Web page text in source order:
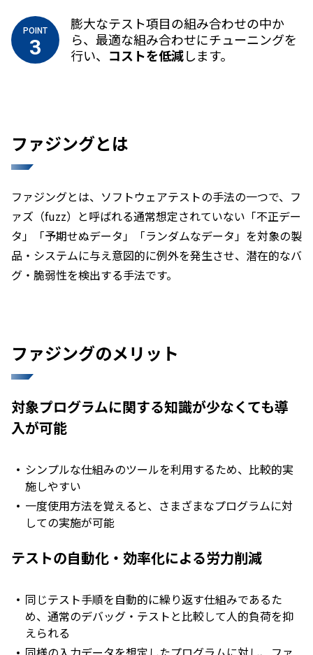
POINT
3
膨大なテスト項目の組み合わせの中か
ら、最適な組み合わせにチューニングを
行い、 コストを低減します。
ファジングとは
ファジングとは、ソフトウェアテストの手法の一つで、フ
ァズ（fuzz）と呼ばれる通常想定されていない「不正デー
タ」「予期せぬデータ」「ランダムなデータ」を対象の製
品・システムに与え意図的に例外を発生させ、潜在的なバ
グ・脆弱性を検出する手法です。
ファジングのメリット
対象プログラムに関する知識が少なくても導
入が可能
シンプルな仕組みのツールを利用するため、比較的実
施しやすい
一度使用方法を覚えると、さまざまなプログラムに対
しての実施が可能
テストの自動化・効率化による労力削減
同じテスト手順を自動的に繰り返す仕組みであるた
め、通常のデバッグ・テストと比較して人的負荷を抑
えられる